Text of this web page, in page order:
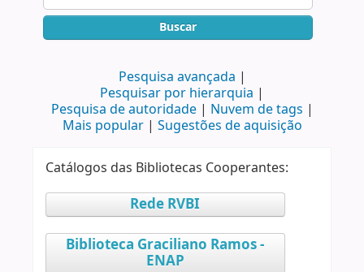
Buscar
Pesquisa avançada
Pesquisar por hierarquia
Pesquisa de autoridade
Nuvem de tags
Mais popular
Sugestões de aquisição
Catálogos das Bibliotecas Cooperantes:
Rede RVBI
Biblioteca Graciliano Ramos -
ENAP